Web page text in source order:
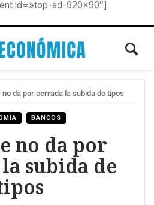
id=»top-ad-920×90″]
no da por cerrada la subida de tipos
BANCOS
no da por
subida de